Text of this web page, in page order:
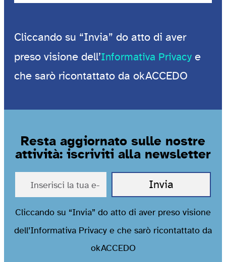
Cliccando su “Invia” do atto di aver
preso visione dell’Informativa Privacy e
che sarò ricontattato da okACCEDO
Resta aggiornato sulle nostre
attività: iscriviti alla newsletter
Cliccando su “Invia” do atto di aver preso visione
dell’Informativa Privacy e che sarò ricontattato da
okACCEDO